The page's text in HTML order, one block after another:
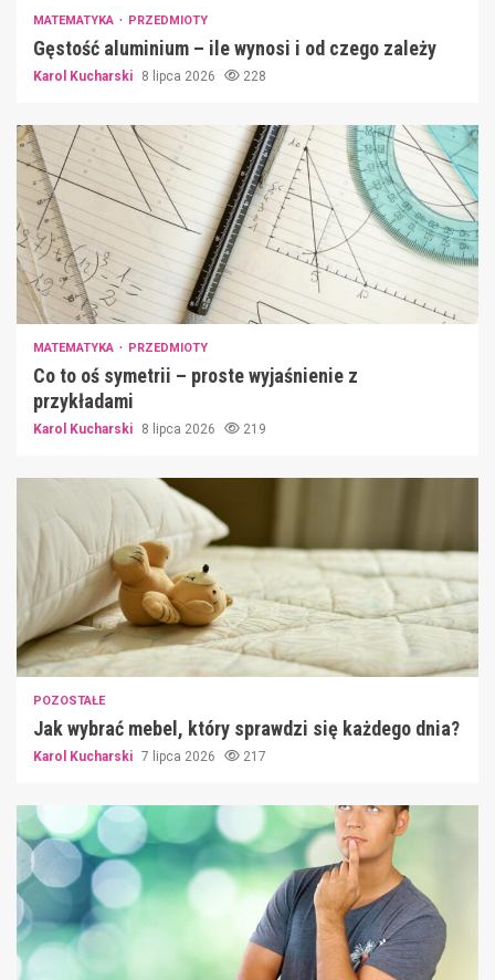
MATEMATYKA PRZEDMIOTY
Gęstość aluminium – ile wynosi i od czego zależy
Karol Kucharski 8 lipca 2026 228
MATEMATYKA PRZEDMIOTY
Co to oś symetrii – proste wyjaśnienie z
przykładami
Karol Kucharski 8 lipca 2026 219
POZOSTAŁE
Jak wybrać mebel, który sprawdzi się każdego dnia?
Karol Kucharski 7 lipca 2026 217